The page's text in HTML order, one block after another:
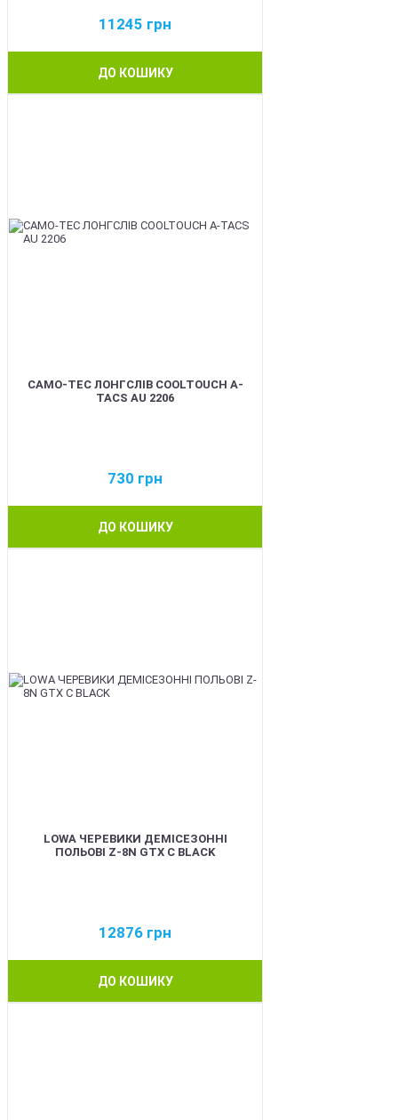
11245 грн
ДО КОШИКУ
CAMO-TEC ЛОНГСЛІВ COOLTOUCH A-
TACS AU 2206
730 грн
ДО КОШИКУ
LOWA ЧЕРЕВИКИ ДЕМІСЕЗОННІ
ПОЛЬОВІ Z-8N GTX C BLACK
12876 грн
ДО КОШИКУ